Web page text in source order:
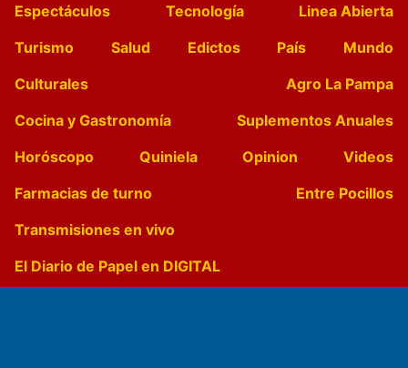
Espectáculos
Tecnología
Linea Abierta
Turismo
Salud Edictos País
Mundo
Culturales
Agro La Pampa
Cocina y Gastronomía
Suplementos Anuales
Horóscopo
Quiniela Opinion
Videos
Farmacias de turno
Entre Pocillos
Transmisiones en vivo
El Diario de Papel en DIGITAL